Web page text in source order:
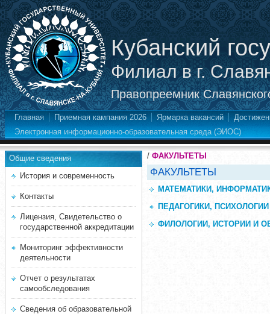
Кубанский
Филиал в г.
Правопреемник
Главная Приемная кампания 2026 Ярмарка вакансий
Электронная информационно-образовательная среда (ЭИОС)
Общие сведения
История и современность
Контакты
Лицензия, Свидетельство о
государственной аккредитации
Мониторинг эффективности
деятельности
Отчет о результатах
самообследования
Сведения об образовательной
/ ФАКУЛЬТЕТЫ
ФАКУЛЬТЕТЫ
МАТЕМАТИКИ,
ПЕДАГОГИКИ,
ФИЛОЛОГИИ, ИСТОРИИ И